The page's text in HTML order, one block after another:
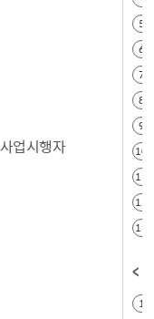
사업시행자
<